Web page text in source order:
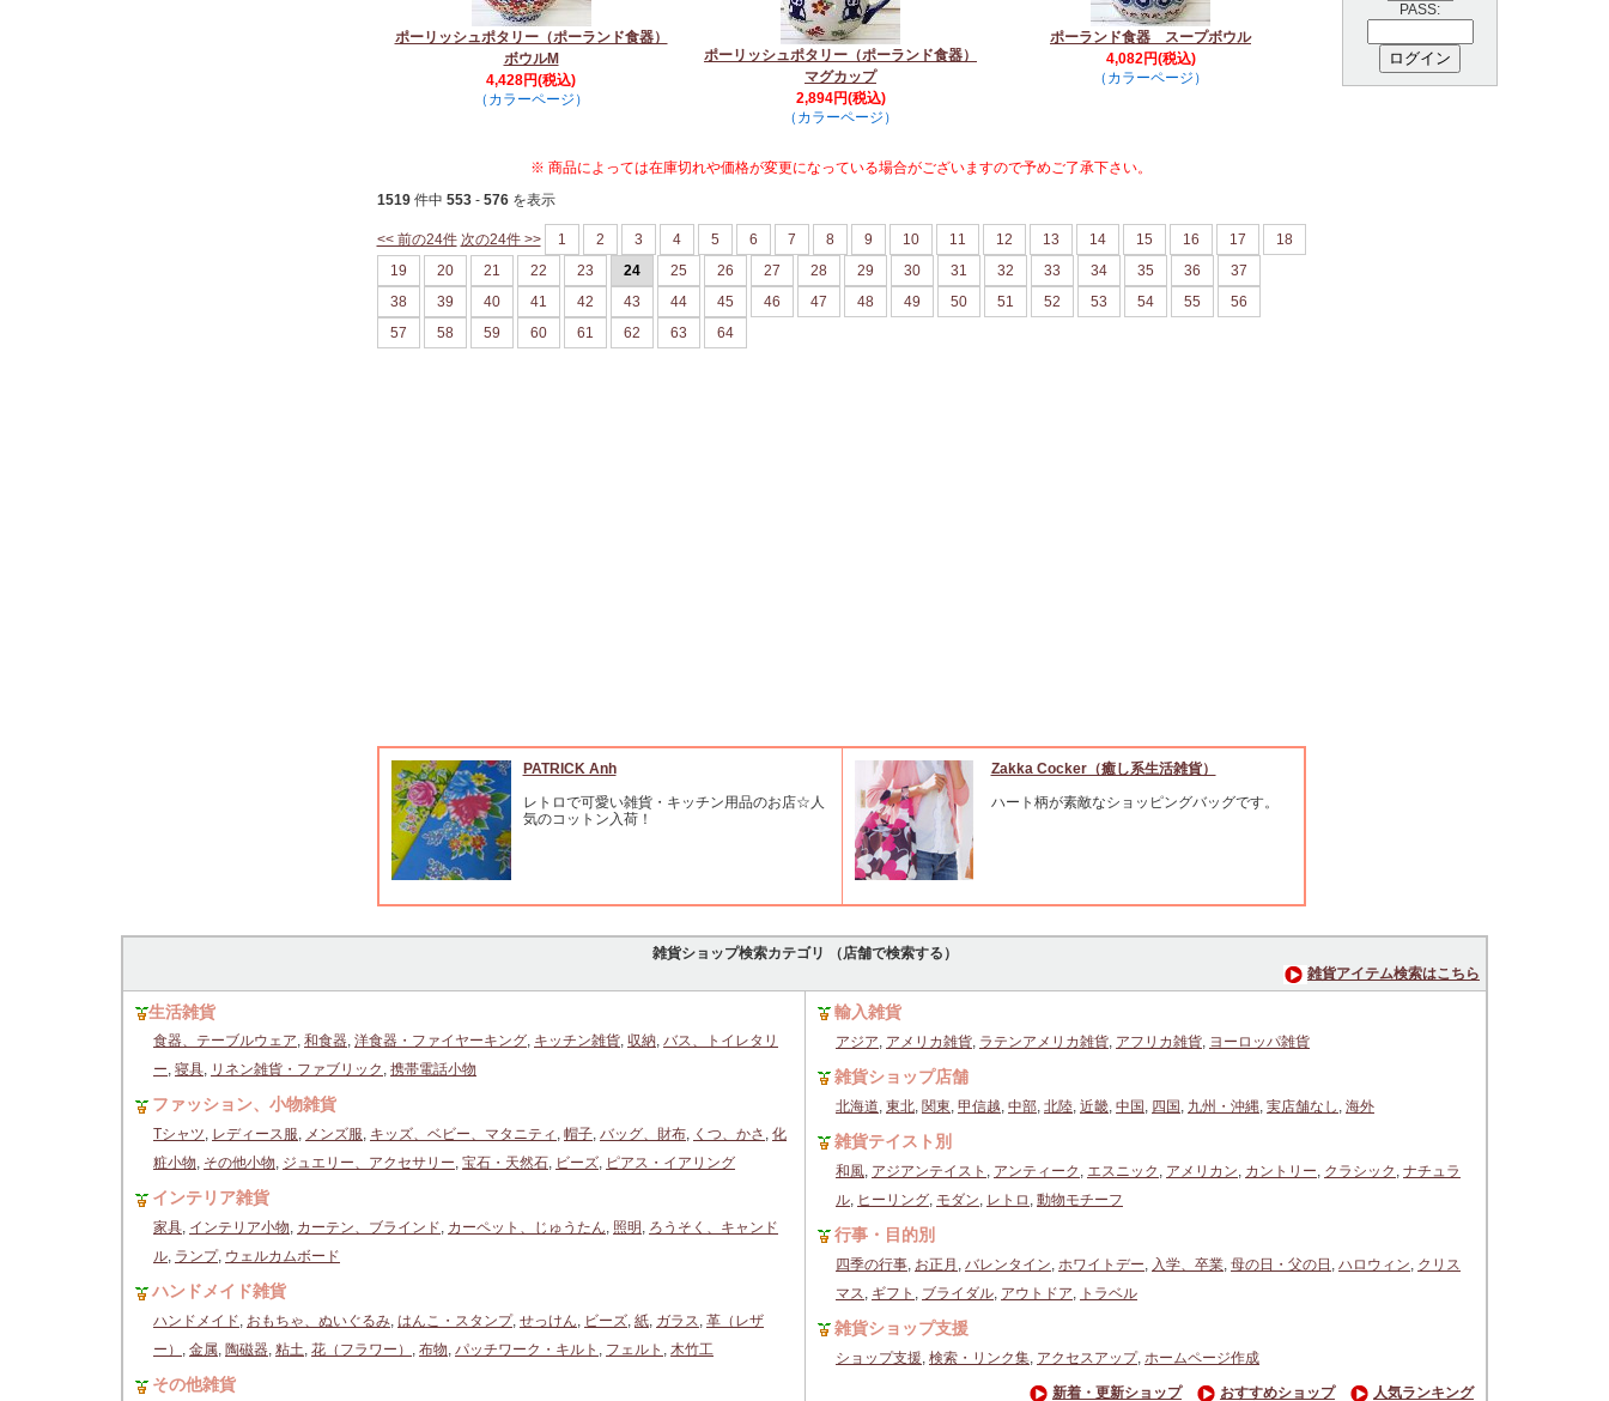
ポーリッシュポタリー（ポーランド食器）
ボウルM
4,428円(税込)
（カラーページ）
ポーリッシュポタリー（ポーランド食器）
マグカップ
2,894円(税込)
（カラーページ）
ポーランド食器 スープボウル
4,082円(税込)
（カラーページ）
※ 商品によっては在庫切れや価格が変更になっている場合がございますので予めご了承下さい。
1519件中 553- 576を表示
<< 前の24件 次の24件 >> 1 2 3 4 5 6 7 8 9 10 11 12 13 14 15 16 17
18
19
20 21 22 23 24 25 26 27 28 29 30 31 32 33 34 35 36
37
38
39 40 41 42 43 44 45 46 47 48 49 50 51 52 53 54 55
56
57
58 59 60 61 62 63 64
PATRICK Anh
レトロで可愛い雑貨・キッチン用品のお店☆人
気のコットン入荷！
Zakka Cocker（癒し系生活雑貨）
ハート柄が素敵なショッピングバッグです。
PASS:
雑貨ショップ検索カテゴリ （店舗で検索する）
雑貨アイテム検索はこちら
生活雑貨
食器、テーブルウェア, 和食器, 洋食器・ファイヤーキング, キッチン雑貨, 収納, バス、トイレタリ
ー, 寝具, リネン雑貨・ファブリック , 携帯電話小物
ファッション、小物雑貨
Tシャツ, レディース服, メンズ服, キッズ、ベビー、マタニティ , 帽子, バッグ、財布, くつ、かさ , 化
粧小物, その他小物, ジュエリー、アクセサリー, 宝石・天然石, ビーズ, ピアス・イアリング
インテリア雑貨
家具, インテリア小物, カーテン、ブラインド, カーペット、じゅうたん, 照明 , ろうそく、キャンド
ル, ランプ, ウェルカムボード
ハンドメイド雑貨
ハンドメイド, おもちゃ、ぬいぐるみ, はんこ・スタンプ, せっけん, ビーズ, 紙, ガラス, 革（レザ
ー） , 金属, 陶磁器, 粘土, 花（フラワー） , 布物, パッチワーク・キルト , フェルト , 木竹工
その他雑貨
輸入雑貨
アジア, アメリカ雑貨, ラテンアメリカ雑貨, アフリカ雑貨, ヨーロッパ雑貨
雑貨ショップ店舗
北海道, 東北, 関東, 甲信越, 中部, 北陸, 近畿, 中国 , 四国 , 九州・沖縄, 実店舗なし , 海外
雑貨テイスト別
和風, アジアンテイスト , アンティーク , エスニック , アメリカン, カントリー, クラシック , ナチュラ
ル, ヒーリング, モダン, レトロ , 動物モチーフ
行事・目的別
四季の行事, お正月 , バレンタイン, ホワイトデー, 入学、卒業, 母の日・父の日 , ハロウィン, クリス
マス, ギフト , ブライダル, アウトドア, トラベル
雑貨ショップ支援
ショップ支援, 検索・リンク集, アクセスアップ, ホームページ作成
新着・更新ショップ おすすめショップ 人気ランキング